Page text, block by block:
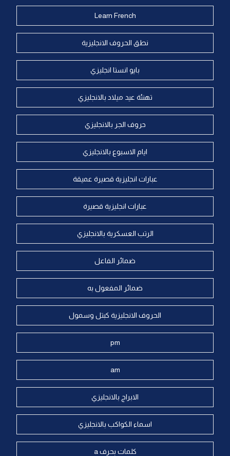
Learn French
نطق الحروف الانجليزية
بايو انستا انجليزي
تهنئة عيد ميلاد بالانجليزي
حروف الجر بالانجليزي
ايام الاسبوع بالانجليزي
عبارات انجليزية قصيرة عميقة
عبارات انجليزية قصيرة
الرتب العسكرية بالانجليزي
ضمائر الفاعل
ضمائر المفعول به
الحروف الانجليزية كبتل وسمول
pm
am
الابراج بالانجليزي
اسماء الكواكب بالانجليزي
كلمات بحرف a